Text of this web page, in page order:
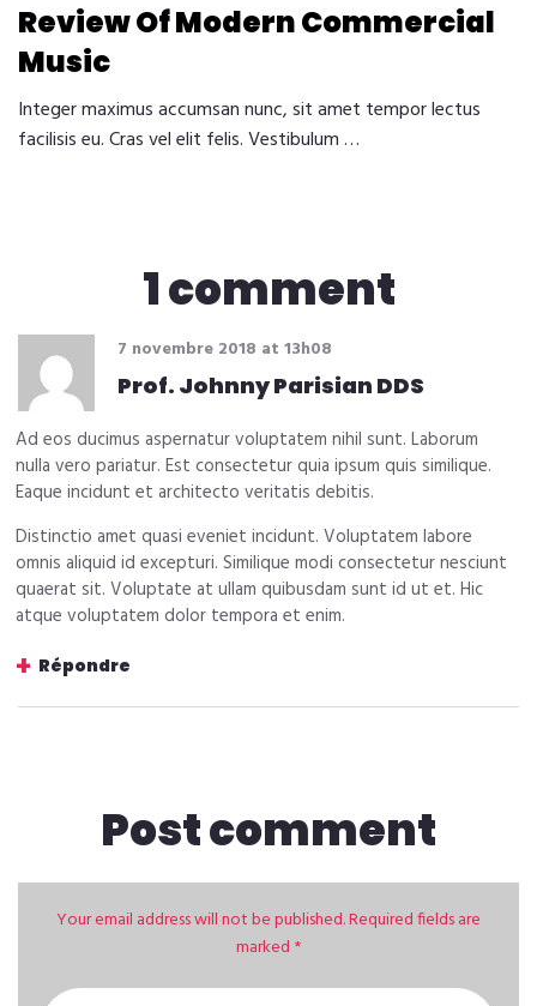
Review Of Modern Commercial
Music
Integer maximus accumsan nunc, sit amet tempor lectus
facilisis eu. Cras vel elit felis. Vestibulum …
1 comment
7 novembre 2018 at 13h08
Prof. Johnny Parisian DDS
Ad eos ducimus aspernatur voluptatem nihil sunt. Laborum
nulla vero pariatur. Est consectetur quia ipsum quis similique.
Eaque incidunt et architecto veritatis debitis.
Distinctio amet quasi eveniet incidunt. Voluptatem labore
omnis aliquid id excepturi. Similique modi consectetur nesciunt
quaerat sit. Voluptate at ullam quibusdam sunt id ut et. Hic
atque voluptatem dolor tempora et enim.
Répondre
Post comment
Your email address will not be published. Required fields are
marked *